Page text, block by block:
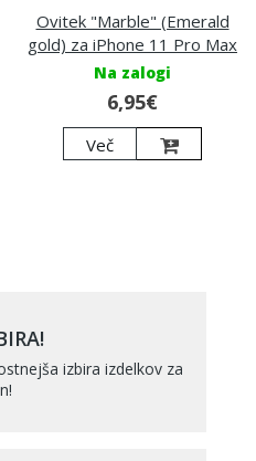
Ovitek "Marble" (Emerald
gold) za iPhone 11 Pro Max
Na zalogi
6,95€
Več
izbira izdelkov za